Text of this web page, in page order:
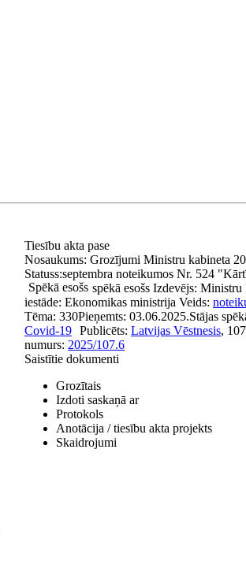
Tiesību akta pase
Nosaukums: Grozījumi Ministru kabineta
septembra noteikumos Nr. 524
Statuss:
Spēkā esošs spēkā esošs Izdevējs: Ministru
iestāde: Ekonomikas ministrija Veids:
330Pieņemts: 03.06.2025.Stājas
Tēma:
Covid-19 Publicēts: Latvijas Vēstnesis,
numurs: 2025/107.6
Saistītie dokumenti
Grozītais
Izdoti saskaņā ar
Protokols
Anotācija / tiesību akta projekts
Skaidrojumi